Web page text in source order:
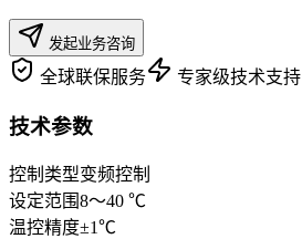
发起业务咨询
全球联保服务 专家级技术支持
技术参数
控制类型变频控制
设定范围8～40 ℃
温控精度±1℃